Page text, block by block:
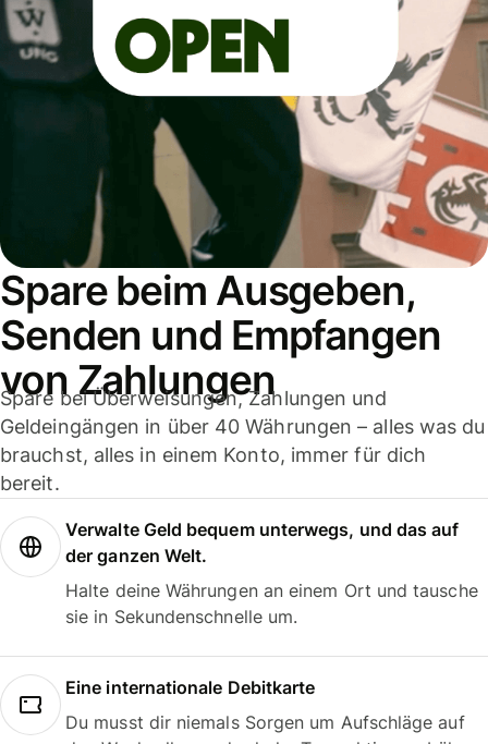
Spare beim Ausgeben,
Senden und Empfangen
von Zahlungen
Spare bei Überweisungen, Zahlungen und
Geldeingängen in über 40 Währungen – alles was du
brauchst, alles in einem Konto, immer für dich
bereit.
Verwalte Geld bequem unterwegs, und das auf
der ganzen Welt.
Halte deine Währungen an einem Ort und tausche
sie in Sekundenschnelle um.
Eine internationale Debitkarte
Du musst dir niemals Sorgen um Aufschläge auf